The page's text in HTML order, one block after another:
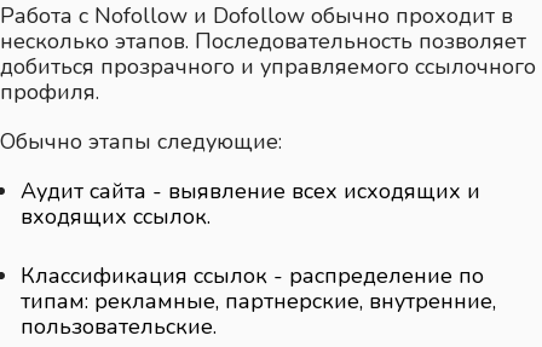
Работа с Nofollow и Dofollow обычно проходит в
несколько этапов. Последовательность позволяет
добиться прозрачного и управляемого ссылочного
профиля.
Обычно этапы следующие:
Аудит сайта - выявление всех исходящих и
входящих ссылок.
Классификация ссылок - распределение по
типам: рекламные, партнерские, внутренние,
пользовательские.